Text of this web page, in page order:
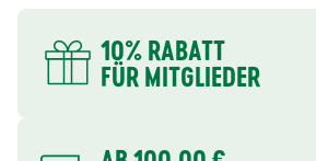
10% RABATT
FÜR MITGLIEDER